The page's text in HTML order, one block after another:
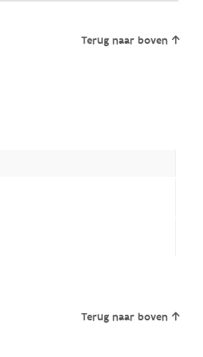
Terug naar boven
Terug naar boven